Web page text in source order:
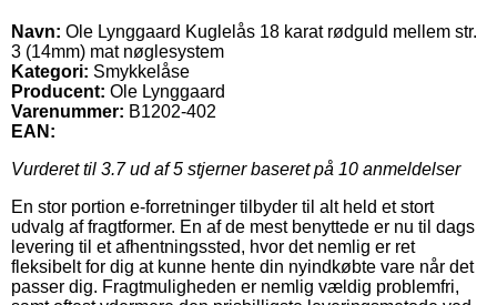
Navn: Ole Lynggaard Kuglelås 18 karat rødguld mellem str.
3 (14mm) mat nøglesystem
Kategori: Smykkelåse
Producent: Ole Lynggaard
Varenummer: B1202-402
EAN:
Vurderet til 3.7ud af 5 stjerner baseret på 10 anmeldelser
En stor portion e-forretninger tilbyder til alt held et stort
udvalg af fragtformer. En af de mest benyttede er nu til dags
levering til et afhentningssted, hvor det nemlig er ret
fleksibelt for dig at kunne hente din nyindkøbte vare når det
passer dig. Fragtmuligheden er nemlig vældig problemfri,